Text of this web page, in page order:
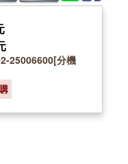
25006600[分機